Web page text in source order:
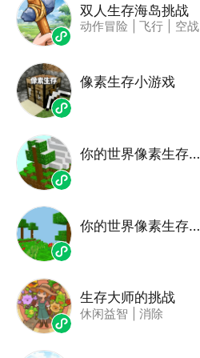
双人生存海岛挑战
动作冒险 飞行 空战
像素生存小游戏
你的世界像素生存探险
你的世界像素生存探索
生存大师的挑战
休闲益智 消除